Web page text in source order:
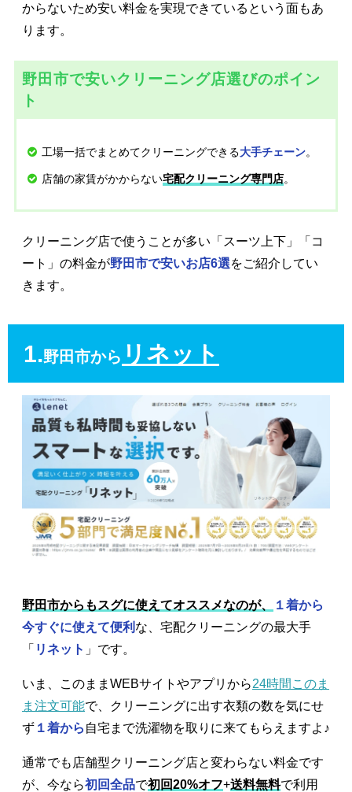
からないため安い料金を実現できているという面もあ
ります。
野田市で安いクリーニング店選びのポイン
ト
工場一括でまとめてクリーニングできる大手チェーン。
店舗の家賃がかからない宅配クリーニング専門店。
クリーニング店で使うことが多い「スーツ上下」「コ
ート」の料金が野田市で安いお店6選をご紹介してい
きます。
1.野田市から リネット
野田市からもスグに使えてオススメなのが、
１着から
今すぐに使えて便利 な、宅配クリーニングの最大手
「 リネット 」です。
いま、このままWEBサイトやアプリから24時間このま
ま注文可能で、クリーニングに出す衣類の数を気にせ
ず １着から 自宅まで洗濯物を取りに来てもらえますよ♪
通常でも店舗型クリーニング店と変わらない料金です
が、今なら初回全品で初回20%オフ+送料無料で利用